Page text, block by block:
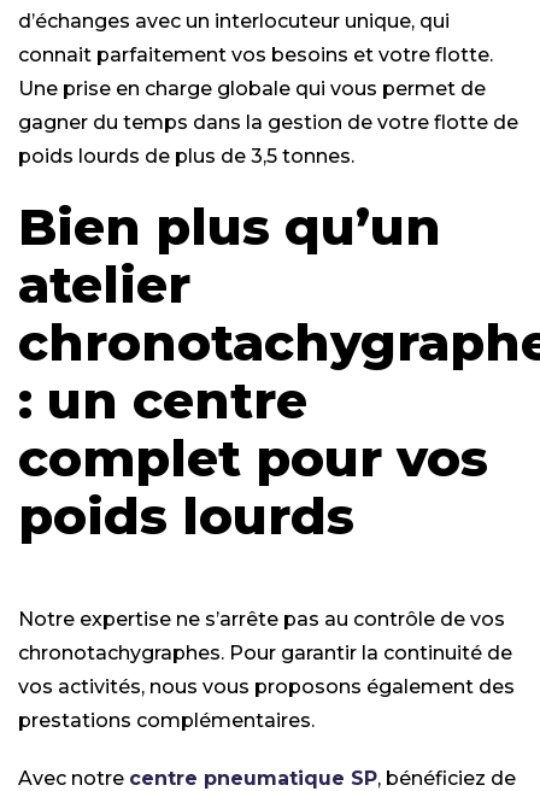
d’échanges avec un interlocuteur unique, qui
connait parfaitement vos besoins et votre flotte.
Une prise en charge globale qui vous permet de
gagner du temps dans la gestion de votre flotte de
poids lourds de plus de 3,5 tonnes.
Bien plus qu’un
atelier
: un centre
complet pour vos
poids lourds
Notre expertise ne s’arrête pas au contrôle de vos
chronotachygraphes. Pour garantir la continuité de
vos activités, nous vous proposons également des
prestations complémentaires.
Avec notre centre pneumatique SP, bénéficiez de